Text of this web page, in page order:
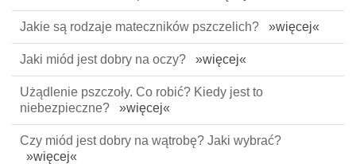
Jakie są rodzaje mateczników pszczelich? »więcej«
Jaki miód jest dobry na oczy? »więcej«
Użądlenie pszczoły. Co robić? Kiedy jest to
niebezpieczne? »więcej«
Czy miód jest dobry na wątrobę? Jaki wybrać?
»więcej«